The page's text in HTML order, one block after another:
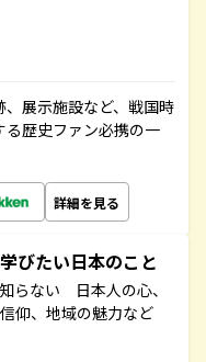
展示施設など、戦国時
歴史ファン必携の一
詳細を見る
びたい日本のこと
らない 日本人の心、
仰、地域の魅力など